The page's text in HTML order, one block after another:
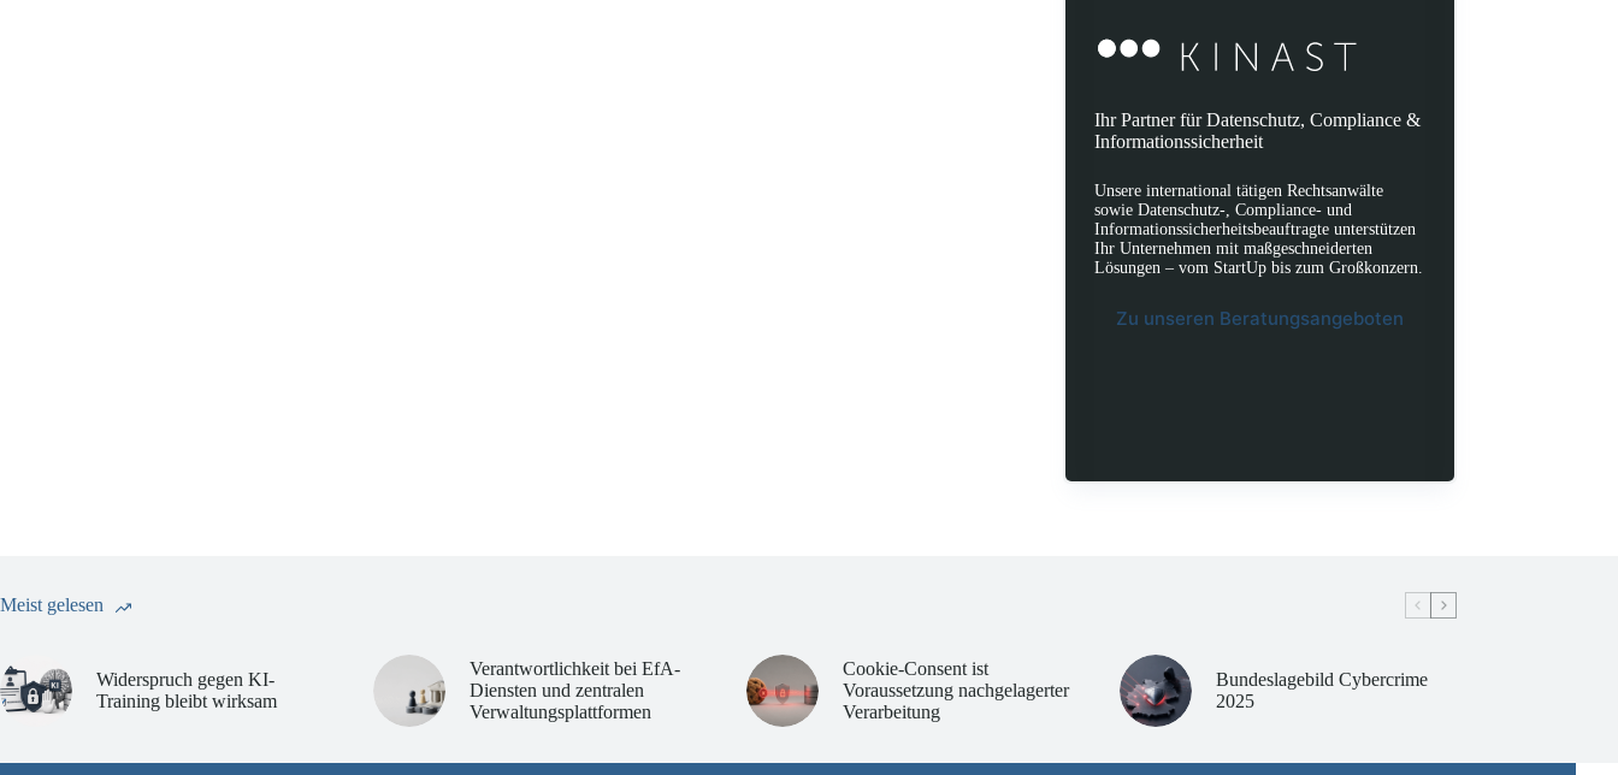
Ihr Partner für Datenschutz, Compliance &
Informationssicherheit
Unsere international tätigen Rechtsanwälte
sowie Datenschutz-, Compliance- und
Informationssicherheitsbeauftragte unterstützen
Ihr Unternehmen mit maßgeschneiderten
Lösungen – vom StartUp bis zum Großkonzern.
Zu unseren Beratungsangeboten
Meist gelesen
Widerspruch gegen KI-
Training bleibt wirksam
Verantwortlichkeit bei EfA-
Diensten und zentralen
Verwaltungsplattformen
Cookie-Consent ist
Voraussetzung nachgelagerter
Verarbeitung
Bundeslagebild Cybercrime
2025